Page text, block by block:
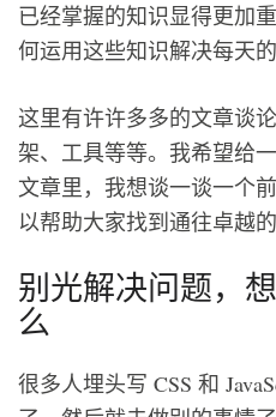
已经掌握的知识显得更加
何运用这些知识解决每天的
这里有许许多多的文章谈
架、工具等等。我希望给
文章里，我想谈一谈一个
以帮助大家找到通往卓越的
别光解决问题，
么
很多人埋头写 CSS 和